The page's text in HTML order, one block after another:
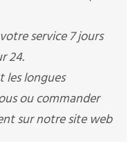
service 7 jours
24.
les longues
ou commander
sur notre site web